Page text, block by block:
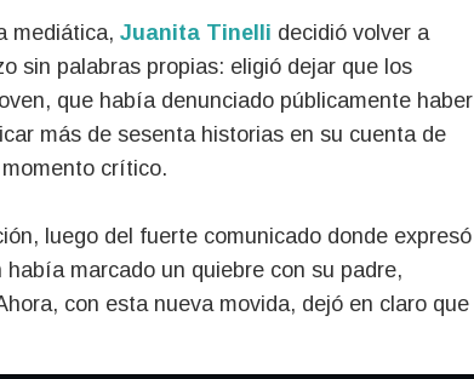
mediática, Juanita Tinelli decidió volver a
sin palabras propias: eligió dejar que los
que había denunciado públicamente haber
más de sesenta historias en su cuenta de
crítico.
luego del fuerte comunicado donde expresó
marcado un quiebre con su padre,
con esta nueva movida, dejó en claro que